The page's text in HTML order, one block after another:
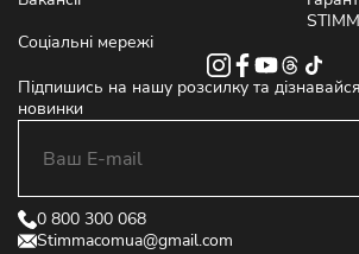
Соціальні мережі
Підпишись на нашу розсилку та
новинки
0 800 300 068
Stimmacomua@gmail.com